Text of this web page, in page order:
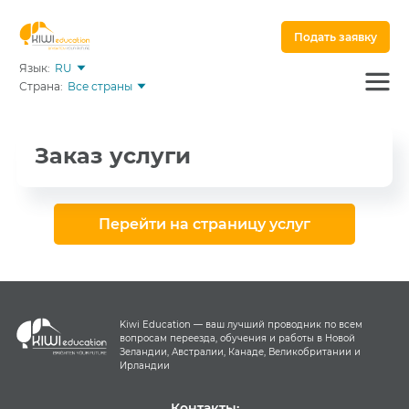
Язык: RU
Страна: Все страны
Подать заявку
Заказ услуги
Перейти на страницу услуг
Kiwi Education — ваш лучший проводник по всем
вопросам переезда, обучения и работы в Новой
Зеландии, Австралии, Канаде, Великобритании и
Ирландии